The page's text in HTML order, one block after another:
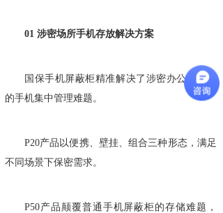
01 涉密场所手机存放解决方案
国保手机屏蔽柜精准解决了涉密办公场景下
的手机集中管理难题。
P20产品以便携、壁挂、组合三种形态，满足
不同场景下保密需求。
P50产品颠覆普通手机屏蔽柜的存储难题，